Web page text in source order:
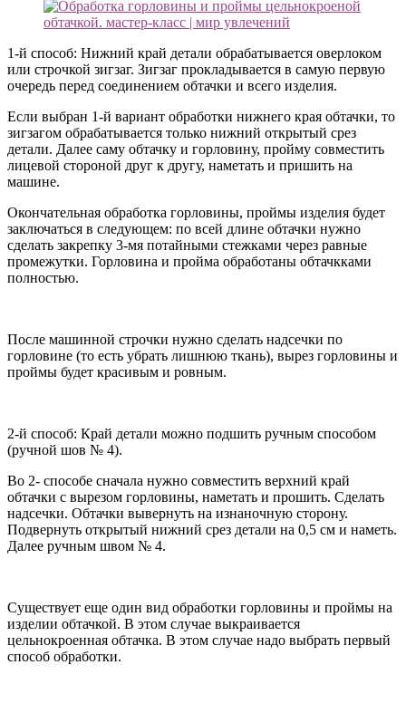
1-й способ: Нижний край детали обрабатывается оверлоком
или строчкой зигзаг. Зигзаг прокладывается в самую первую
очередь перед соединением обтачки и всего изделия.
Если выбран 1-й вариант обработки нижнего края обтачки, то
зигзагом обрабатывается только нижний открытый срез
детали. Далее саму обтачку и горловину, пройму совместить
лицевой стороной друг к другу, наметать и пришить на
машине.
Окончательная обработка горловины, проймы изделия будет
заключаться в следующем: по всей длине обтачки нужно
сделать закрепку 3-мя потайными стежками через равные
промежутки. Горловина и пройма обработаны обтачкками
полностью.
После машинной строчки нужно сделать надсечки по
горловине (то есть убрать лишнюю ткань), вырез горловины и
проймы будет красивым и ровным.
2-й способ: Край детали можно подшить ручным способом
(ручной шов № 4).
Во 2- способе сначала нужно совместить верхний край
обтачки с вырезом горловины, наметать и прошить. Сделать
надсечки. Обтачки вывернуть на изнаночную сторону.
Подвернуть открытый нижний срез детали на 0,5 см и наметь.
Далее ручным швом № 4.
Существует еще один вид обработки горловины и проймы на
изделии обтачкой. В этом случае выкраивается
цельнокроенная обтачка. В этом случае надо выбрать первый
способ обработки.